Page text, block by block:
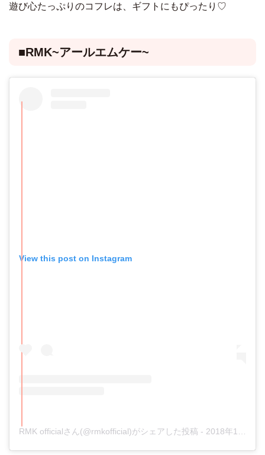
遊び心たっぷりのコフレは、ギフトにもぴったり♡
■RMK~アールエムケー~
View this post on Instagram
RMK officialさん(@rmkofficial)がシェアした投稿 - 2018年10月月23日午前12時35分PDT